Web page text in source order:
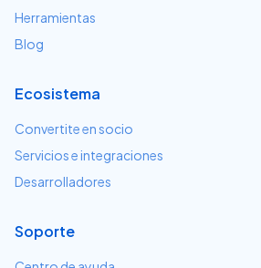
Herramientas
Blog
Ecosistema
Convertite en socio
Servicios e integraciones
Desarrolladores
Soporte